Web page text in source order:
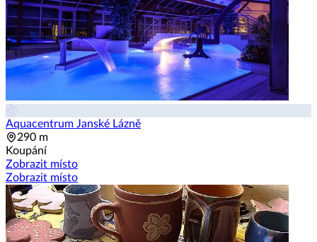
Aquacentrum Janské Lázně
290 m
Koupání
Zobrazit místo
Zobrazit místo